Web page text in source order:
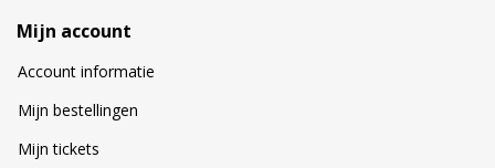
Mijn account
Account informatie
Mijn bestellingen
Mijn tickets